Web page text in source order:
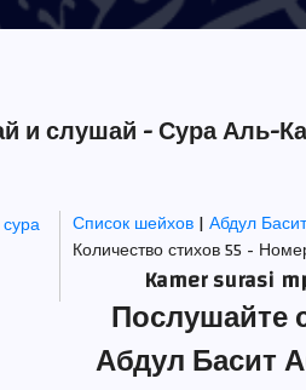
и слушай - Сура Аль-
Список шейхов|Абдул
Количество стихов 55 -
Kamer surasi
Послушайте
Абдул Басит